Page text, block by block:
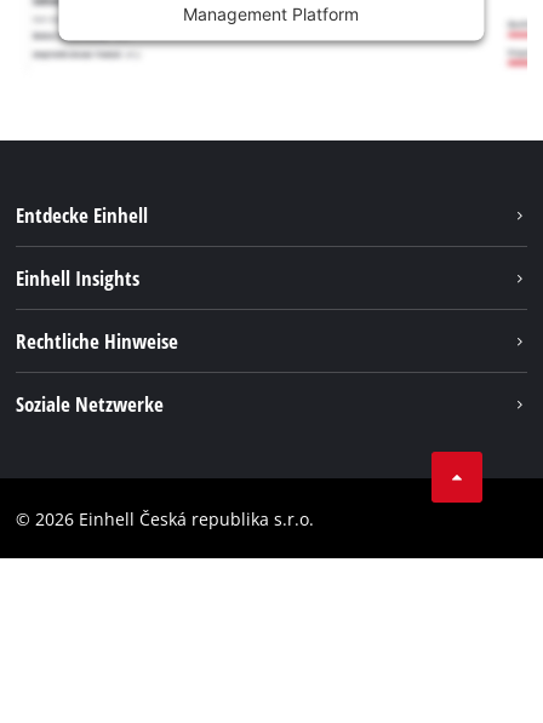
Management Platform
Entdecke Einhell
Akkusystem
Einhell Insights
Rechtliche Hinweise
Barrierefreiheits-Erklärung
Soziale Netzwerke
Instagram
© 2026 Einhell Česká republika s.r.o.